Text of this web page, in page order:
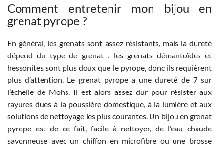
Comment entretenir mon bijou en
grenat pyrope ?
En général, les grenats sont assez résistants, mais la dureté
dépend du type de grenat : les grenats démantoïdes et
hessonites sont plus doux que le pyrope, donc ils requièrent
plus d’attention. Le grenat pyrope a une dureté de 7 sur
l’échelle de Mohs. Il est alors assez dur pour résister aux
rayures dues à la poussière domestique, à la lumière et aux
solutions de nettoyage les plus courantes. Un bijou en grenat
pyrope est de ce fait, facile à nettoyer, de l’eau chaude
savonneuse avec un chiffon en microfibre ou une brosse